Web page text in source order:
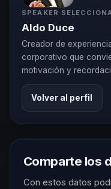
SPEAKER
Aldo Duce
Creador de
corporativo que
motivación y
Volver al perfil
Comparte los
Con estos datos